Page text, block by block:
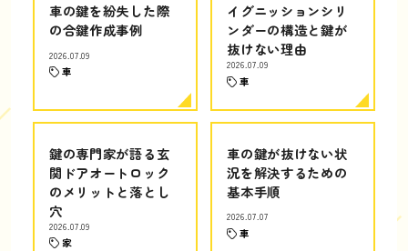
車の鍵を紛失した際
の合鍵作成事例
2026.07.09
車
イグニッションシリ
ンダーの構造と鍵が
抜けない理由
2026.07.09
車
鍵の専門家が語る玄
関ドアオートロック
のメリットと落とし
穴
2026.07.09
家
車の鍵が抜けない状
況を解決するための
基本手順
2026.07.07
車